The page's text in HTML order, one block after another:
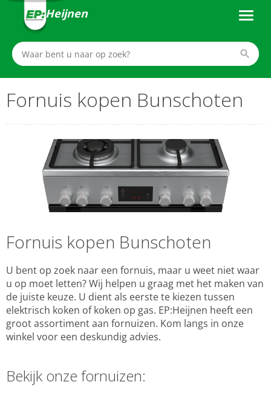
Heijnen
Fornuis kopen Bunschoten
Fornuis kopen Bunschoten
U bent op zoek naar een fornuis, maar u weet niet waar
u op moet letten? Wij helpen u graag met het maken van
de juiste keuze. U dient als eerste te kiezen tussen
elektrisch koken of koken op gas. EP:Heijnen heeft een
groot assortiment aan fornuizen. Kom langs in onze
winkel voor een deskundig advies.
Bekijk onze fornuizen: